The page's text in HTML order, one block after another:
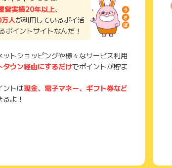
営実績20年以上、
人が利用しているポイ活
ポイントサイトなんだ！
ットショッピングや様々なサービス利用
タウン経由にするだけでポイントが貯ま
ントは現金、電子マネー、ギフト券など
よ！